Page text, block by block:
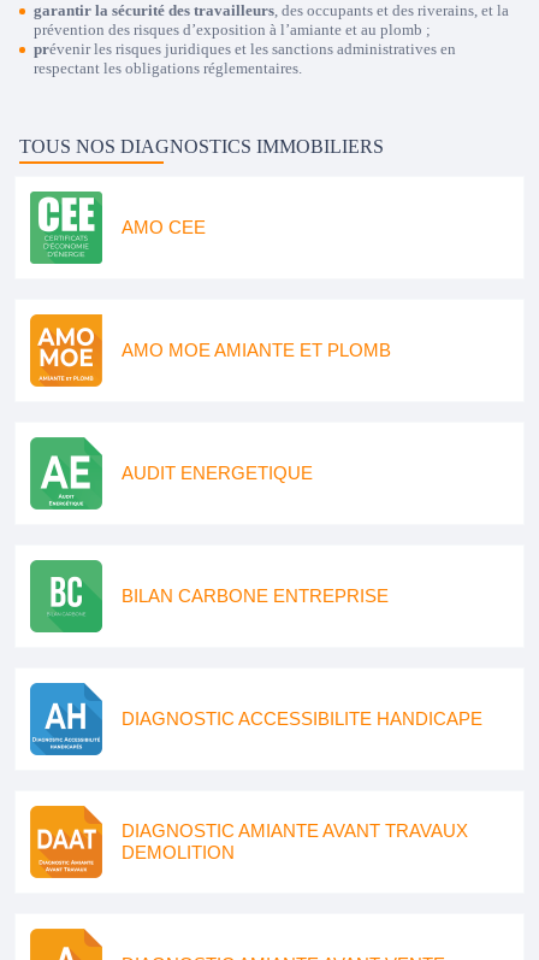
garantir la sécurité des travailleurs, des occupants et des riverains, et la
prévention des risques d’exposition à l’amiante et au plomb ;
prévenir les risques juridiques et les sanctions administratives en
respectant les obligations réglementaires.
TOUS NOS DIAGNOSTICS IMMOBILIERS
AMO CEE
AMO MOE AMIANTE ET PLOMB
AUDIT ENERGETIQUE
BILAN CARBONE ENTREPRISE
DIAGNOSTIC ACCESSIBILITE HANDICAPE
DIAGNOSTIC AMIANTE AVANT TRAVAUX
DEMOLITION